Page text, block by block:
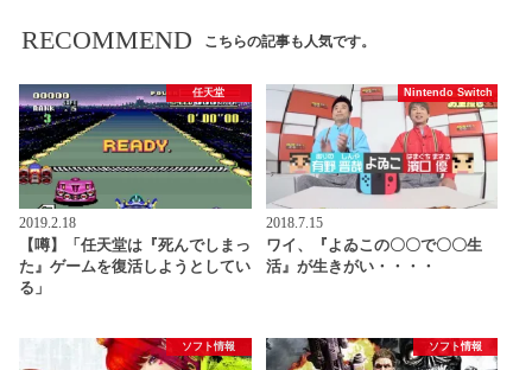
RECOMMEND こちらの記事も人気です。
任天堂
2019.2.18
【噂】「任天堂は『死んでしまっ
た』ゲームを復活しようとしてい
る」
Nintendo Switch
2018.7.15
ワイ、『よゐこの〇〇で〇〇生
活』が生きがい・・・・
ソフト情報 ソフト情報